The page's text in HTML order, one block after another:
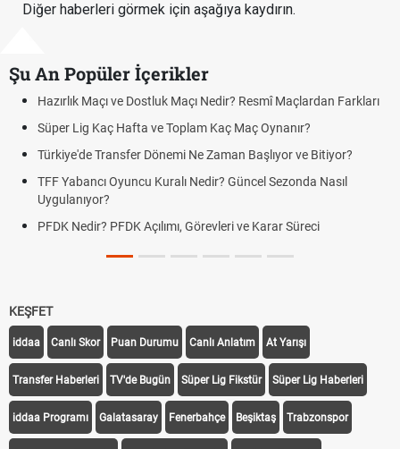
Diğer haberleri görmek için aşağıya kaydırın.
Şu An Popüler İçerikler
ve Dostluk Maçı Nedir? Resmî Maçlardan Farkları
Hafta ve Toplam Kaç Maç Oynanır?
Dönemi Ne Zaman Başlıyor ve Bitiyor?
Oyuncu Kuralı Nedir? Güncel Sezonda Nasıl
PFDK Açılımı, Görevleri ve Karar Süreci
Puan
Futbol Nasıl
Deplasman
DGS
KEŞFET
iddaa Canlı Skor Puan Durumu Canlı Anlatım At Yarışı
Transfer Haberleri TV'de Bugün Süper Lig Fikstür Süper Lig Haberleri
iddaa Programı Galatasaray Fenerbahçe Beşiktaş Trabzonspor